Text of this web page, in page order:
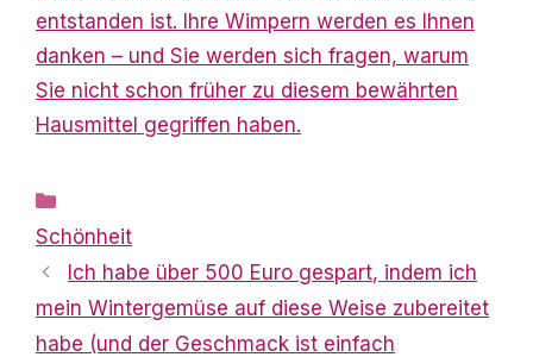
entstanden ist. Ihre Wimpern werden es Ihnen
danken – und Sie werden sich fragen, warum
Sie nicht schon früher zu diesem bewährten
Hausmittel gegriffen haben.
Schönheit
Ich habe über 500 Euro gespart, indem ich
mein Wintergemüse auf diese Weise zubereitet
habe (und der Geschmack ist einfach